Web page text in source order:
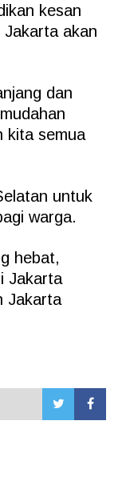
kesan
akan
dan
kita semua
untuk
warga.
hebat,
Jakarta
Jakarta